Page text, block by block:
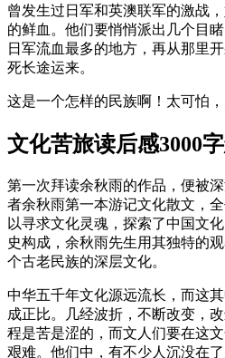
曾发生过日军和英澳联军的激战
的鲜血。他们要悄悄派出几个目
日军流血最多的地方，再从那里
死长途运来。
这是一个怎样的民族啊！太可怕，
文化苦旅读后感3000
第一次拜读余秋雨的作品，便被
者余秋雨第一本游记文化散文，
以寻求文化灵魂，探索了中国文
史构成，余秋雨先生用其独特的
个古老民族的深层文化。
中华五千年文化源远流长，而这
成正比。几经波折，不断改变，
程是苦是涩的，而文人们要在这
艰难。他们中，有不少人沉没在